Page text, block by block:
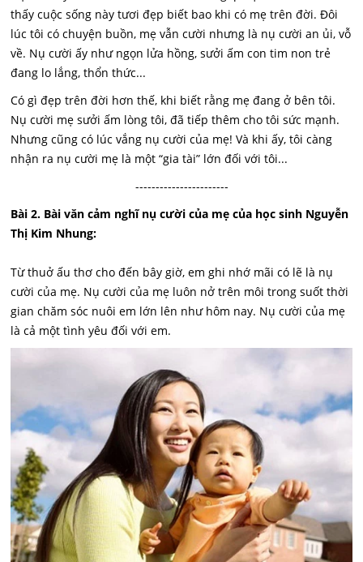
thấy cuộc sống này tươi đẹp biết bao khi có mẹ trên đời. Đôi
lúc tôi có chuyện buồn, mẹ vẫn cười nhưng là nụ cười an ủi, vỗ
về. Nụ cười ấy như ngọn lửa hồng, sưởi ấm con tim non trẻ
đang lo lắng, thổn thức...
Có gì đẹp trên đời hơn thế, khi biết rằng mẹ đang ở bên tôi.
Nụ cười mẹ sưởi ấm lòng tôi, đã tiếp thêm cho tôi sức mạnh.
Nhưng cũng có lúc vắng nụ cười của mẹ! Và khi ấy, tôi càng
nhận ra nụ cười mẹ là một “gia tài” lớn đối với tôi...
-----------------------
Bài 2. Bài văn cảm nghĩ nụ cười của mẹ của học sinh Nguyễn
Thị Kim Nhung:
Từ thuở ấu thơ cho đến bây giờ, em ghi nhớ mãi có lẽ là nụ
cười của mẹ. Nụ cười của mẹ luôn nở trên môi trong suốt thời
gian chăm sóc nuôi em lớn lên như hôm nay. Nụ cười của mẹ
là cả một tình yêu đối với em.